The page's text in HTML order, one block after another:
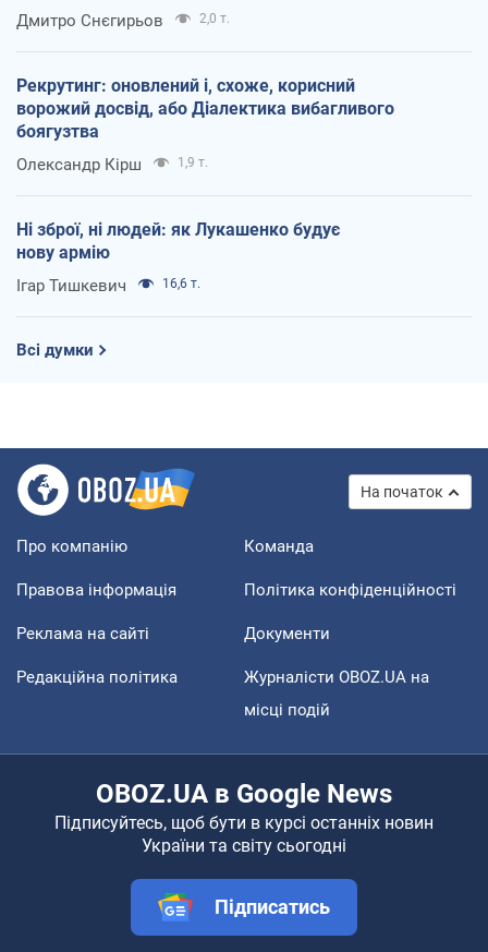
Дмитро Снєгирьов 2,0 т.
Рекрутинг: оновлений і, схоже, корисний
ворожий досвід, або Діалектика вибагливого
боягузтва
Олександр Кірш 1,9 т.
Ні зброї, ні людей: як Лукашенко будує
нову армію
Ігар Тишкевич 16,6 т.
Всі думки
На початок
Про компанію Команда
Правова інформація Політика конфіденційності
Реклама на сайті Документи
Редакційна політика
Журналісти OBOZ.UA на
місці подій
OBOZ.UA в Google News
Підписуйтесь, щоб бути в курсі останніх новин
України та світу сьогодні
Підписатись